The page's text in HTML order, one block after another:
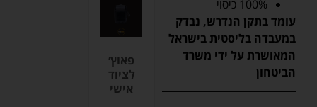
100% כיסוי
עומד בתקן הנדרש, נבדק
במעבדה בליסטית בישראל
המאושרת על ידי משרד
הביטחון
פאוץ׳
לציוד
אישי